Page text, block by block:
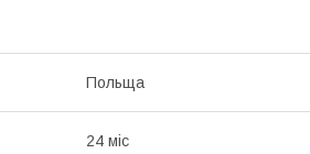
Польща
24 міс